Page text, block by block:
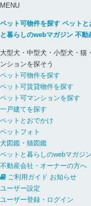
MENU
ペット可物件を探す ペットと
と暮らしのwebマガジン 不動
大型犬・中型犬・小型犬・猫
ンションを探そう
ペット可物件を探す
ペット可賃貸物件を探す
ペット可マンションを探す
一戸建てを探す
ペットとおでかけ
ペットフォト
犬図鑑・猫図鑑
ペットと暮らしのwebマガジン
不動産会社・オーナーの方へ
ご利用ガイド お知らせ
ユーザー設定
ユーザー登録・ログイン